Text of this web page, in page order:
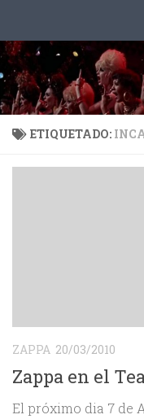
ETIQUETADO:
ZAPPA 20/03/2010
Zappa en el
El próximo dia 7 de